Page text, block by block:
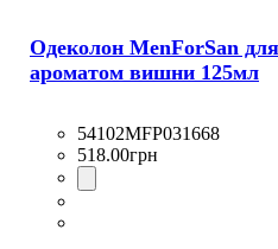
Одеколон MenForSan
ароматом вишни 125мл
54102MFP031668
518.00грн